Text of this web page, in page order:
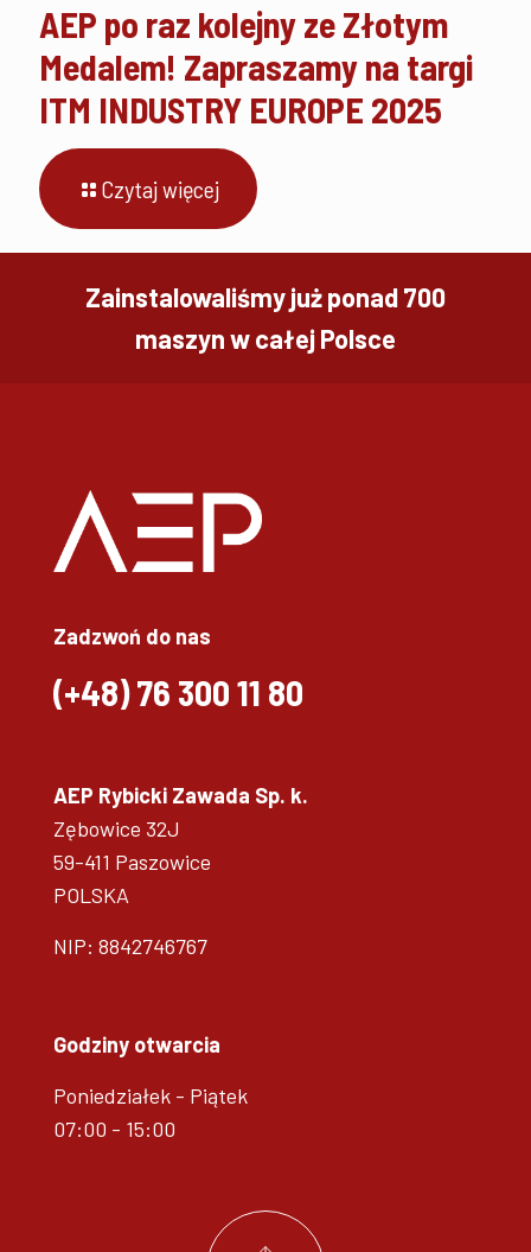
AEP po raz kolejny ze Złotym
Medalem! Zapraszamy na targi
ITM INDUSTRY EUROPE 2025
Czytaj więcej
Zainstalowaliśmy już ponad 700
maszyn w całej Polsce
Zadzwoń do nas
(+48)76 300 11 80
AEP Rybicki Zawada Sp. k.
Zębowice 32J
59-411 Paszowice
POLSKA
NIP: 8842746767
Godziny otwarcia
Poniedziałek - Piątek
07:00 - 15:00